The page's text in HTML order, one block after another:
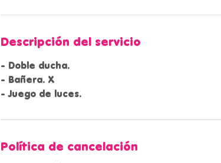
i
n
Descripción del servicio
- Doble ducha.
- Bañera. X
Política de cancelación